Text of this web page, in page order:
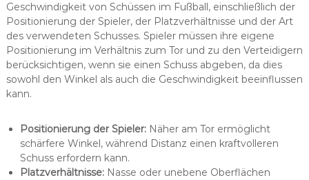
Geschwindigkeit von Schüssen im Fußball, einschließlich der
Positionierung der Spieler, der Platzverhältnisse und der Art
des verwendeten Schusses. Spieler müssen ihre eigene
Positionierung im Verhältnis zum Tor und zu den Verteidigern
berücksichtigen, wenn sie einen Schuss abgeben, da dies
sowohl den Winkel als auch die Geschwindigkeit beeinflussen
kann.
Positionierung der Spieler:Näher am Tor ermöglicht
schärfere Winkel, während Distanz einen kraftvolleren
Schuss erfordern kann.
Platzverhältnisse:Nasse oder unebene Oberflächen